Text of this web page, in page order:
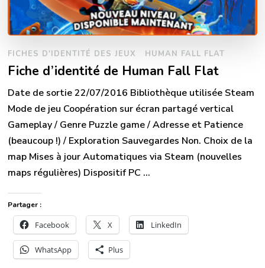
FICHES D'IDENTITÉ DES JEUX HUMAN FALL FLAT
Fiche d’identité de Human Fall Flat
Date de sortie 22/07/2016 Bibliothèque utilisée Steam
Mode de jeu Coopération sur écran partagé vertical
Gameplay / Genre Puzzle game / Adresse et Patience
(beaucoup !) / Exploration Sauvegardes Non. Choix de la
map Mises à jour Automatiques via Steam (nouvelles
maps régulières) Dispositif PC …
Partager :
Facebook X LinkedIn
WhatsApp Plus